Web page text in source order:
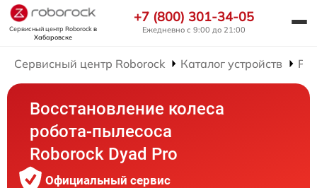
Сервисный центр Roborockв
Хабаровске
+7 (800) 301-34-05
Ежедневно с 9:00 до 21:00
Сервисный центр Roborock Каталог устройств
Восстановление колеса
робота-пылесоса
Roborock Dyad Pro
Официальный сервис